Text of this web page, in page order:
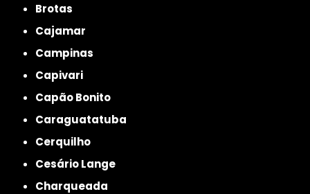
Brotas
Cajamar
Campinas
Capivari
Capão Bonito
Caraguatatuba
Cerquilho
Cesário Lange
Charqueada